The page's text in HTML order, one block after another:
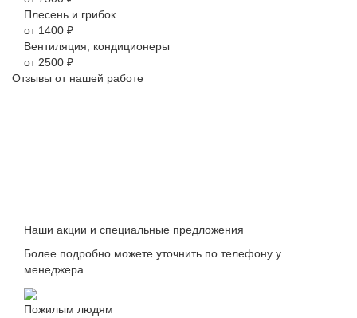
Плесень и грибок
от 1400 ₽
Вентиляция, кондиционеры
от 2500 ₽
Отзывы от нашей работе
Наши акции и специальные предложения
Более подробно можете уточнить по телефону у
менеджера.
Пожилым людям